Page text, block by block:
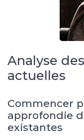
Analyse
actuelles
Commencer
approfondie
existantes